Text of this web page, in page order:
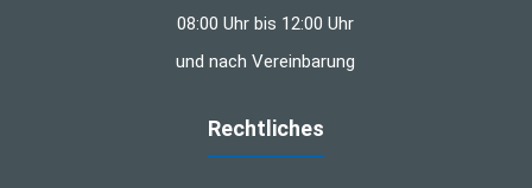
08:00 Uhr bis 12:00 Uhr
und nach Vereinbarung
Rechtliches